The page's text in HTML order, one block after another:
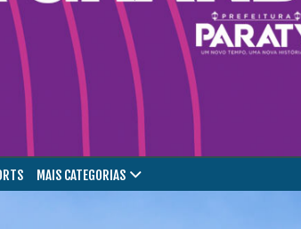
MAIS CATEGORIAS